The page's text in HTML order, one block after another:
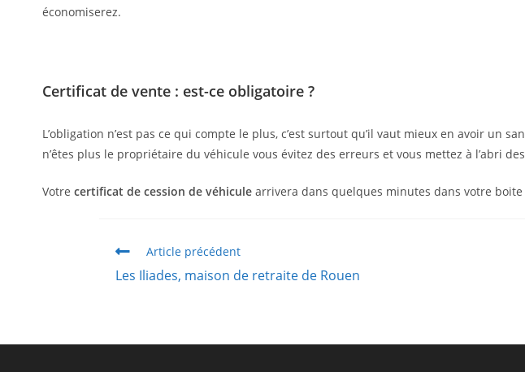
économiserez.
Certificat de vente : est-ce obligatoire ?
L’obligation n’est pas ce qui compte le plus, c’est surtout qu’il vaut mieux en avoir
n’êtes plus le propriétaire du véhicule vous évitez des erreurs et vous mettez à l’abri
Votre certificat de cession de véhicule arrivera dans quelques minutes dans votre
Article précédent
Les Iliades, maison de retraite de Rouen